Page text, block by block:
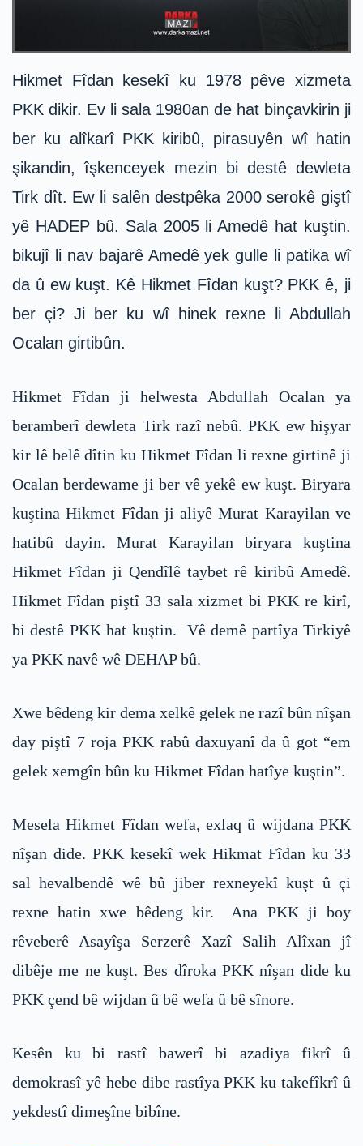
Hikmet Fîdan kesekî ku 1978 pêve xizmeta
PKK dikir. Ev li sala 1980an de hat binçavkirin ji
ber ku alîkarî PKK kiribû, pirasuyên wî hatin
şikandin, îşkenceyek mezin bi destê dewleta
Tirk dît. Ew li salên destpêka 2000 serokê giştî
yê HADEP bû. Sala 2005 li Amedê hat kuştin.
bikujî li nav bajarê Amedê yek gulle li patika wî
da û ew kuşt. Kê Hikmet Fîdan kuşt? PKK ê, ji
ber çi? Ji ber ku wî hinek rexne li Abdullah
Ocalan girtibûn.
Hikmet Fîdan ji helwesta Abdullah Ocalan ya
beramberî dewleta Tirk razî nebû. PKK ew hişyar
kir lê belê dîtin ku Hikmet Fîdan li rexne girtinê ji
Ocalan berdewame ji ber vê yekê ew kuşt. Biryara
kuştina Hikmet Fîdan ji aliyê Murat Karayilan ve
hatibû dayin. Murat Karayilan biryara kuştina
Hikmet Fîdan ji Qendîlê taybet rê kiribû Amedê.
Hikmet Fîdan piştî 33 sala xizmet bi PKK re kirî,
bi destê PKK hat kuştin. Vê demê partîya Tirkiyê
ya PKK navê wê DEHAP bû.
Xwe bêdeng kir dema xelkê gelek ne razî bûn nîşan
day piştî 7 roja PKK rabû daxuyanî da û got “em
gelek xemgîn bûn ku Hikmet Fîdan hatîye kuştin”.
Mesela Hikmet Fîdan wefa, exlaq û wijdana PKK
nîşan dide. PKK kesekî wek Hikmat Fîdan ku 33
sal hevalbendê wê bû jiber rexneyekî kuşt û çi
rexne hatin xwe bêdeng kir. Ana PKK ji boy
rêveberê Asayîşa Serzerê Xazî Salih Alîxan jî
dibêje me ne kuşt. Bes dîroka PKK nîşan dide ku
PKK çend bê wijdan û bê wefa û bê sînore.
Kesên ku bi rastî bawerî bi azadiya fikrî û
demokrasî yê hebe dibe rastîya PKK ku takefîkrî û
yekdestî dimeşîne bibîne.